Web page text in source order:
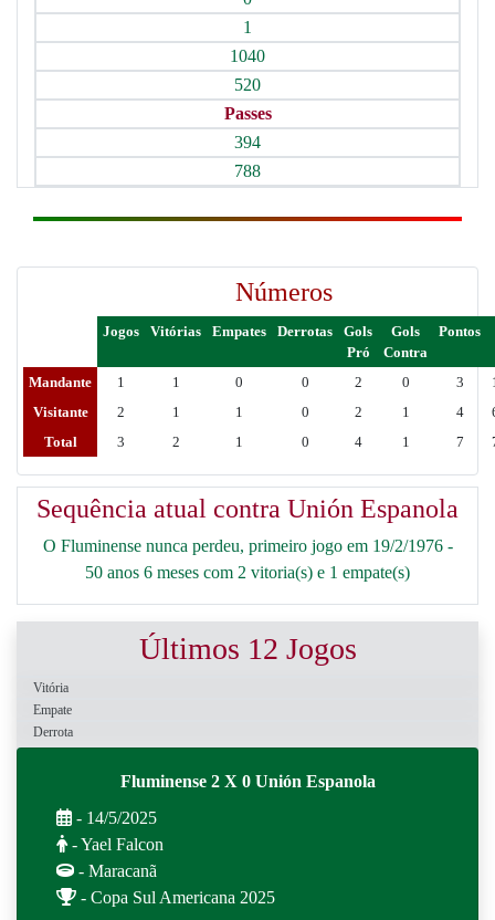
1
1040
520
Passes
394
788
Números
Jogos Vitórias Empates Derrotas
Gols
Pró
Gols
Contra
Pontos
Mandante 1 1 0 0 2 0 3
Visitante
2 1 1 0 2 1 4
Total
3 2 1 0 4 1 7
Sequência atual contra Unión Espanola
O Fluminense nunca perdeu, primeiro jogo em 19/2/1976 -
50 anos 6 meses com 2 vitoria(s) e 1 empate(s)
Últimos 12 Jogos
Vitória
Empate
Derrota
Fluminense 2 X 0 Unión Espanola
- 14/5/2025
- Yael Falcon
- Maracanã
- Copa Sul Americana 2025